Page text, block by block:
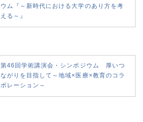
ウム『～新時代における大学のあり方を考
える～』
第46回学術講演会・シンポジウム 厚いつ
ながりを目指して～地域×医療×教育のコラ
ボレーション～